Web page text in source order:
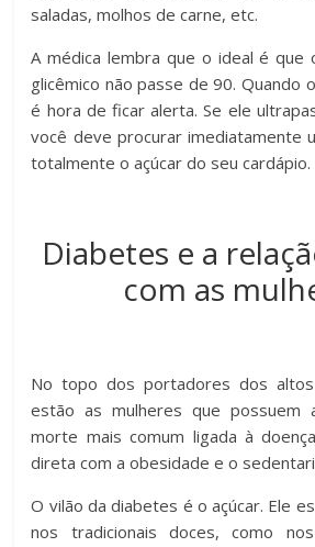
saladas, molhos de carne, etc.
A médica lembra que o ideal é que
glicêmico não passe de 90. Quando
é hora de ficar alerta. Se ele
você deve procurar imediatamente
totalmente o açúcar do seu cardápio.
Diabetes e a
com as
No topo dos portadores dos altos
estão as mulheres que possuem
morte mais comum ligada à
direta com a obesidade e o
O vilão da diabetes é o açúcar. Ele
nos tradicionais doces, como